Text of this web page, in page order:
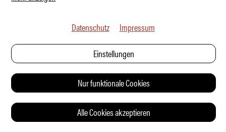
Golf GTI: Bilderbuch-Wochenende (fast)
NEWS
Datenschutz Impressum
Einstellungen
Nur funktionale Cookies
Alle Cookies akzeptieren